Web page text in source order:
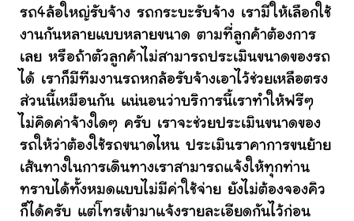
รถ4ล้อใหญ่รับจ้าง รถกระบะรับจ้าง เรามีให้เลือกใช้
งานกันหลายแบบหลายขนาด ตามที่ลูกค้าต้องการ
เลย หรือถ้าตัวลูกค้าไม่สามารถประเมินขนาดของรถ
ได้ เราก็มีทีมงานรถหกล้อรับจ้างเอาไว้ช่วยเหลือตรง
ส่วนนี้เหมือนกัน แน่นอนว่าบริการนี้เราทำให้ฟรีๆ
ไม่คิดค่าจ้างใดๆ ครับ เราจะช่วยประเมินขนาดของ
รถให้ว่าต้องใช้รถขนาดไหน ประเมินราคาการขนย้าย
เส้นทางในการเดินทางเราสามารถแจ้งให้ทุกท่าน
ทราบได้ทั้งหมดแบบไม่มีค่าใช้จ่าย ยังไม่ต้องจองคิว
ก็ได้ครับ แต่โทรเข้ามาแจ้งรายละเอียดกันไว้ก่อน